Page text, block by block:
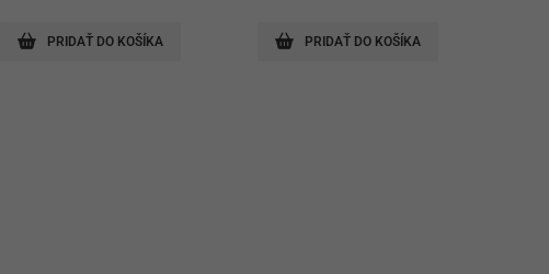
PRIDAŤ DO KOŠÍKA PRIDAŤ DO KOŠÍKA